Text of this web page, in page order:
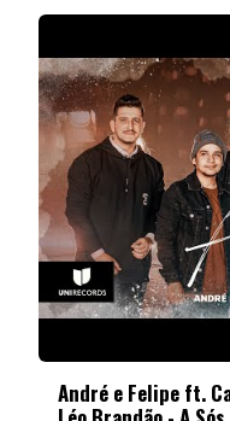
André e Felipe ft.